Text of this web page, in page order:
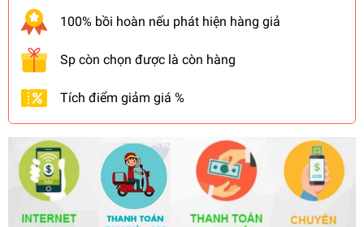
100% bồi hoàn nếu phát hiện hàng giả
Sp còn chọn được là còn hàng
Tích điểm giảm giá %